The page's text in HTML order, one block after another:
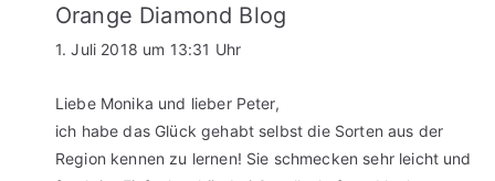
Orange Diamond Blog
1. Juli 2018 um 13:31 Uhr
Liebe Monika und lieber Peter,
ich habe das Glück gehabt selbst die Sorten aus der
Region kennen zu lernen! Sie schmecken sehr leicht und